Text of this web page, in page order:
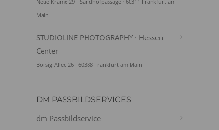
Neue Kräme 29 - Sandhofpassage · 60311 Frankfurt am
Main
STUDIOLINE PHOTOGRAPHY · Hessen
Center
Borsig-Allee 26 · 60388 Frankfurt am Main
DM PASSBILDSERVICES
dm Passbildservice